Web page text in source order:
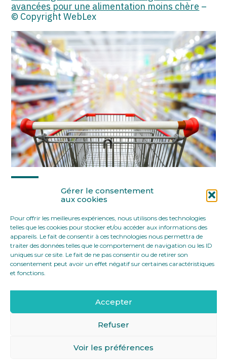
Gérer le consentement
aux cookies
Pour offrir les meilleures expériences, nous utilisons des technologies
telles que les cookies pour stocker et/ou accéder aux informations des
appareils. Le fait de consentir à ces technologies nous permettra de
traiter des données telles que le comportement de navigation ou les ID
uniques sur ce site. Le fait de ne pas consentir ou de retirer son
consentement peut avoir un effet négatif sur certaines caractéristiques
et fonctions.
Accepter
Refuser
Voir les préférences
avancées pour une alimentation moins chère –
© Copyright WebLex
FaceBook
TwitterLinkedIn
MENTIONS LÉGALES